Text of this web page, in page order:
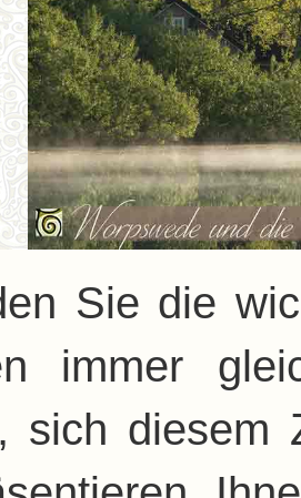
Sie die
immer
sich diesem